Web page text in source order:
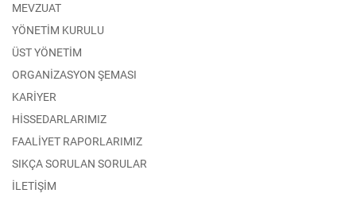
MEVZUAT
YÖNETİM KURULU
ÜST YÖNETİM
ORGANİZASYON ŞEMASI
KARİYER
HİSSEDARLARIMIZ
FAALİYET RAPORLARIMIZ
SIKÇA SORULAN SORULAR
İLETİŞİM